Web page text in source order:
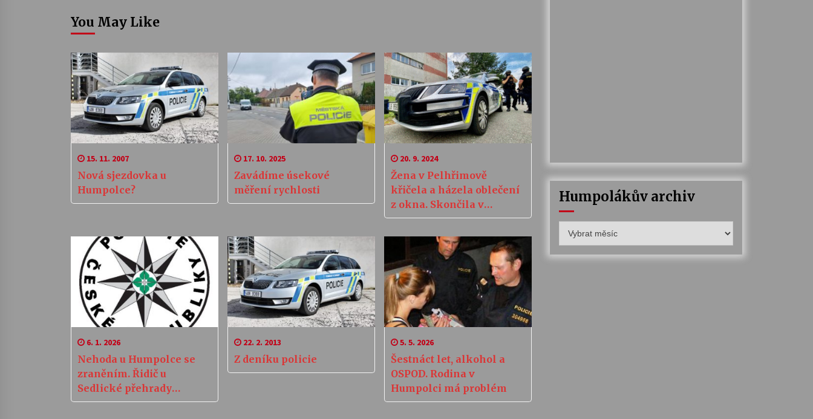
You May Like
15. 11. 2007
Nová sjezdovka u
Humpolce?
17. 10. 2025
Zavádíme úsekové
měření rychlosti
20. 9. 2024
Žena v Pelhřimově
křičela a házela oblečení
z okna. Skončila v
nemocnici
6. 1. 2026
Nehoda u Humpolce se
zraněním. Řidič u
Sedlické přehrady
narazil do stromu
22. 2. 2013
Z deníku policie
5. 5. 2026
Šestnáct let, alkohol a
OSPOD. Rodina v
Humpolci má problém
Humpolákův archiv
archiv